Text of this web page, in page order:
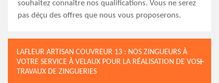
souhaitez connaître nos qualifications. Vous ne serez
pas déçu des offres que nous vous proposerons.
LAFLEUR ARTISAN COUVREUR 13 : NOS ZINGUEURS À
VOTRE SERVICE À VELAUX POUR LA RÉALISATION DE VOS
TRAVAUX DE ZINGUERIES